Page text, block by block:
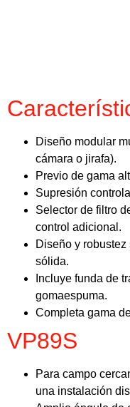
Diseño modular
cámara o jirafa).
Previo de gama
Supresión
Selector de filtro
control adicional.
Diseño y
sólida.
Incluye funda de
gomaespuma.
Completa gama
VP89S
Para campo
una instalación